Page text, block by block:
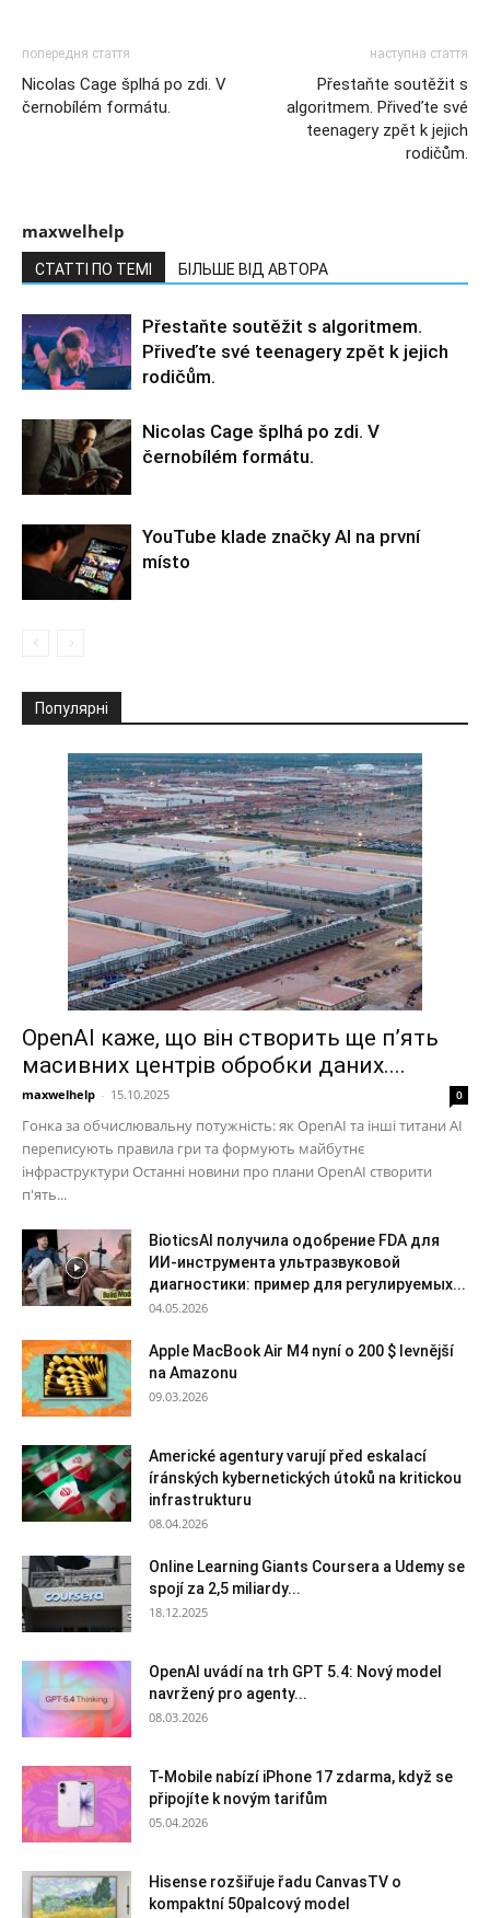
попередня стаття
Nicolas Cage šplhá po zdi. V
černobílém formátu.
наступна стаття
Přestaňte soutěžit s
algoritmem. Přiveďte své
teenagery zpět k jejich
rodičům.
maxwelhelp
СТАТТІ ПО ТЕМІ БІЛЬШЕ ВІД АВТОРА
Přestaňte soutěžit s algoritmem.
Přiveďte své teenagery zpět k jejich
rodičům.
Nicolas Cage šplhá po zdi. V
černobílém formátu.
YouTube klade značky AI na první
místo
Популярні
OpenAI каже, що він створить ще п’ять
масивних центрів обробки даних....
maxwelhelp - 15.10.2025 0
Гонка за обчислювальну потужність: як OpenAI та інші титани AI
переписують правила гри та формують майбутнє
інфраструктури Останні новини про плани OpenAI створити
п'ять...
BioticsAI получила одобрение FDA для
ИИ-инструмента ультразвуковой
диагностики: пример для регулируемых...
04.05.2026
Apple MacBook Air M4 nyní o 200 $ levnější
na Amazonu
09.03.2026
Americké agentury varují před eskalací
íránských kybernetických útoků na kritickou
infrastrukturu
08.04.2026
Online Learning Giants Coursera a Udemy se
spojí za 2,5 miliardy...
18.12.2025
OpenAI uvádí na trh GPT 5.4: Nový model
navržený pro agenty...
08.03.2026
T-Mobile nabízí iPhone 17 zdarma, když se
připojíte k novým tarifům
05.04.2026
Hisense rozšiřuje řadu CanvasTV o
kompaktní 50palcový model